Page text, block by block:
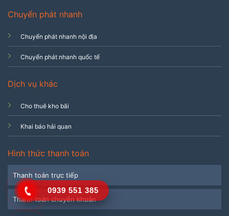
Chuyển phát nhanh
Chuyển phát nhanh nội địa
Chuyển phát nhanh quốc tế
Dịch vụ khác
Cho thuê kho bãi
Khai báo hải quan
Hình thức thanh toán
Thanh toán trực tiếp
Thanh toán chuyển khoản
0939 551 385